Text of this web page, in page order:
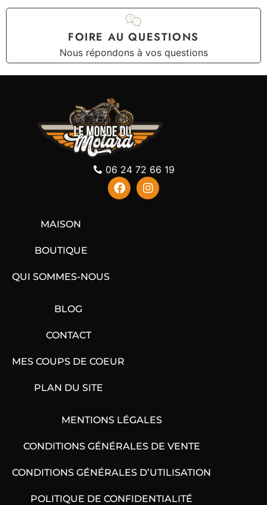
FOIRE AU QUESTIONS
Nous répondons à vos questions
06 24 72 66 19
MAISON
BOUTIQUE
QUI SOMMES-NOUS
BLOG
CONTACT
MES COUPS DE COEUR
PLAN DU SITE
MENTIONS LÉGALES
CONDITIONS GÉNÉRALES DE VENTE
CONDITIONS GÉNÉRALES D’UTILISATION
POLITIQUE DE CONFIDENTIALITÉ